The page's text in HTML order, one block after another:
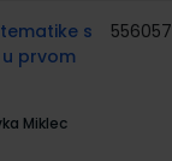
s
prvom
Miklec
556057